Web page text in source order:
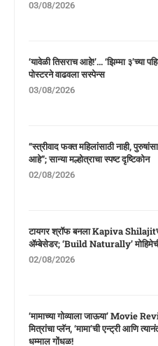
03/08/2026
‘यावेळी तिसराच आहे!’… ‘झिम्मा ३’च्या
पोस्टरने वाढवला सस्पेन्स
03/08/2026
“स्त्रीवाद फक्त महिलांसाठी नाही,
आहे”; सान्या मल्होत्राचा स्पष्ट दृष्टिकोन
02/08/2026
टायगर श्रॉफ बनला Kapiva
ॲम्बेसेडर; ‘Build Naturally’
02/08/2026
‘मामाच्या गोव्याला जाऊया’ Movie
मित्रांचा प्लॅन, ‘मामा’ची एन्ट्री आणि
धम्माल गोंधळ!